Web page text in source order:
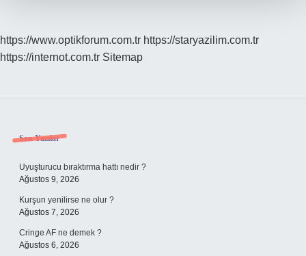
https://www.optikforum.com.tr https://staryazilim.com.tr
https://internot.com.tr Sitemap
Sidebar
Son Yazılar
Uyuşturucu bıraktırma hattı nedir ?
Ağustos 9, 2026
Kurşun yenilirse ne olur ?
Ağustos 7, 2026
Cringe AF ne demek ?
Ağustos 6, 2026